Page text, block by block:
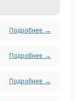
Подробнее →
Подробнее →
Подробнее →